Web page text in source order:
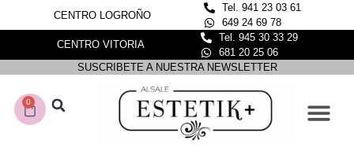
CENTRO LOGROÑO
Tel. 941 23 03 61
649 24 69 78
CENTRO VITORIA
Tel. 945 30 33 29
681 20 25 06
SUSCRIBETE A NUESTRA NEWSLETTER
0